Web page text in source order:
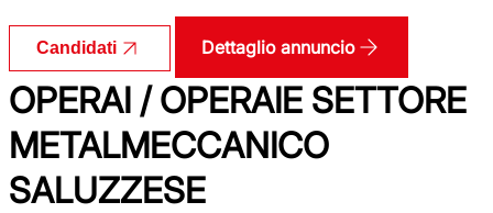
Candidati Dettaglio annuncio
OPERAI / OPERAIE SETTORE
METALMECCANICO
SALUZZESE